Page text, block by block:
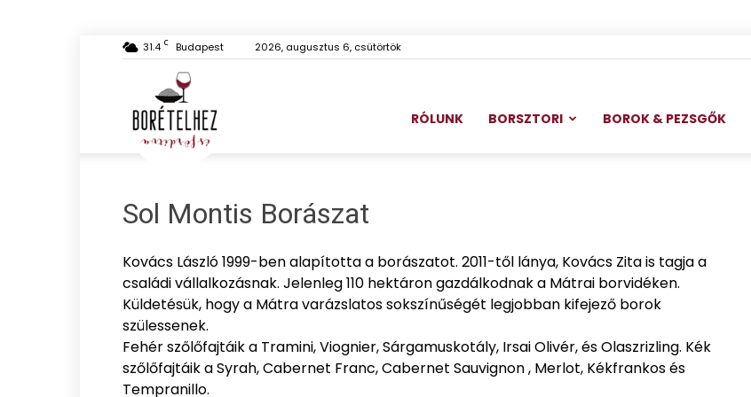
31.4 C Budapest 2026, augusztus 6, csütörtök
és
fordítva
RÓLUNK BORSZTORI BOROK & PEZSGŐK
Sol Montis Borászat
Kovács László 1999-ben alapította a borászatot. 2011-től lánya, Kovács Zita is tagja a
családi vállalkozásnak. Jelenleg 110 hektáron gazdálkodnak a Mátrai borvidéken.
Küldetésük, hogy a Mátra varázslatos sokszínűségét legjobban kifejező borok
szülessenek.
Fehér szőlőfajtáik a Tramini, Viognier, Sárgamuskotály, Irsai Olivér, és Olaszrizling. Kék
szőlőfajtáik a Syrah, Cabernet Franc, Cabernet Sauvignon , Merlot, Kékfrankos és
Tempranillo.